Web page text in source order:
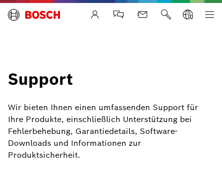
Life Safety Systems
Support
Wir bieten Ihnen einen umfassenden Support für
Ihre Produkte, einschließlich Unterstützung bei
Fehlerbehebung, Garantiedetails, Software-
Downloads und Informationen zur
Produktsicherheit.